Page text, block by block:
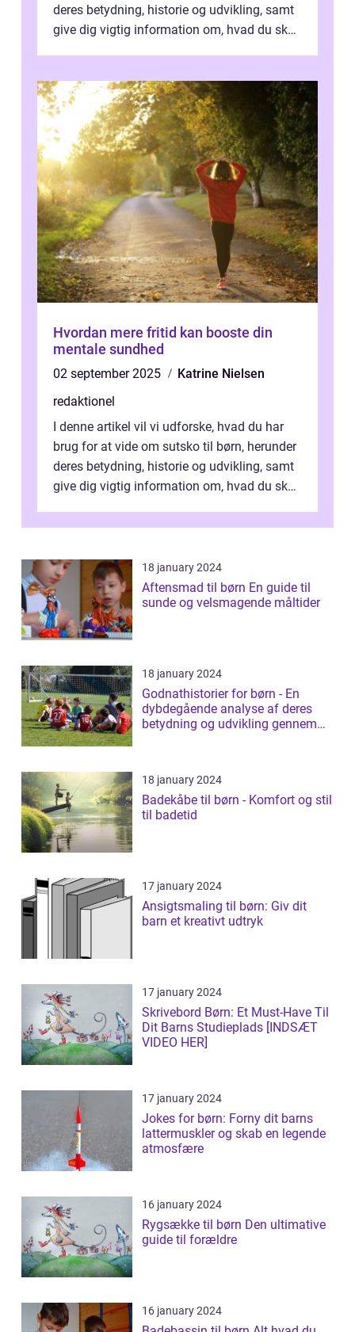
deres betydning, historie og udvikling, samt
give dig vigtig information om, hvad du skal
Hvordan mere fritid kan booste din
mentale sundhed
02 september 2025
Katrine Nielsen
redaktionel
I denne artikel vil vi udforske, hvad du har
brug for at vide om sutsko til børn, herunder
deres betydning, historie og udvikling, samt
give dig vigtig information om, hvad du skal
18 january 2024
Aftensmad til børn En guide til
sunde og velsmagende måltider
18 january 2024
Godnathistorier for børn - En
dybdegående analyse af deres
betydning og udvikling gennem
18 january 2024
Badekåbe til børn - Komfort og stil
til badetid
17 january 2024
Ansigtsmaling til børn: Giv dit
barn et kreativt udtryk
17 january 2024
Skrivebord Børn: Et Must-Have Til
Dit Barns Studieplads [INDSÆT
VIDEO HER]
17 january 2024
Jokes for børn: Forny dit barns
lattermuskler og skab en legende
atmosfære
16 january 2024
Rygsække til børn Den ultimative
guide til forældre
16 january 2024